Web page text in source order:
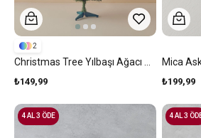
₺149,99
2
₺199,99
4 AL 3 ÖDE 4 AL 3